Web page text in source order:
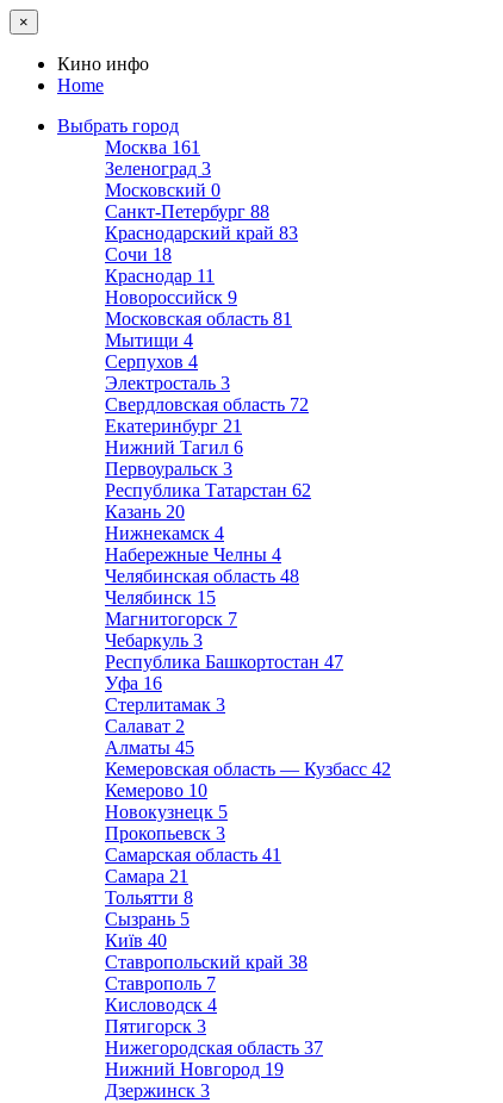
×
Кино инфо
Home
Выбрать город
Москва 161
Зеленоград 3
Московский 0
Санкт-Петербург 88
Краснодарский край 83
Сочи 18
Краснодар 11
Новороссийск 9
Московская область 81
Мытищи 4
Серпухов 4
Электросталь 3
Свердловская область 72
Екатеринбург 21
Нижний Тагил 6
Первоуральск 3
Республика Татарстан 62
Казань 20
Нижнекамск 4
Набережные Челны 4
Челябинская область 48
Челябинск 15
Магнитогорск 7
Чебаркуль 3
Республика Башкортостан 47
Уфа 16
Стерлитамак 3
Салават 2
Алматы 45
Кемеровская область — Кузбасс 42
Кемерово 10
Новокузнецк 5
Прокопьевск 3
Самарская область 41
Самара 21
Тольятти 8
Сызрань 5
Київ 40
Ставропольский край 38
Ставрополь 7
Кисловодск 4
Пятигорск 3
Нижегородская область 37
Нижний Новгород 19
Дзержинск 3